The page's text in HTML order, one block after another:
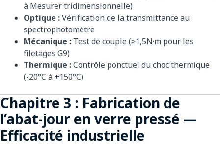
à Mesurer tridimensionnelle)
Optique :Vérification de la transmittance au
spectrophotomètre
Mécanique : Test de couple (≥1,5N·m pour les
filetages G9)
Thermique :Contrôle ponctuel du choc thermique
(-20°C à +150°C)
Chapitre 3 : Fabrication de
l’abat-jour en verre pressé —
Efficacité industrielle